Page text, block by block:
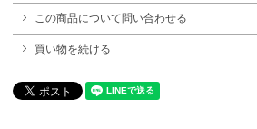
この商品について問い合わせる
買い物を続ける